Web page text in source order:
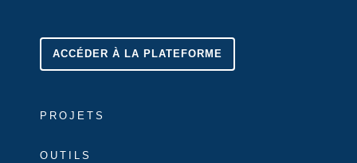
ACCÉDER À LA PLATEFORME
PROJETS
OUTILS